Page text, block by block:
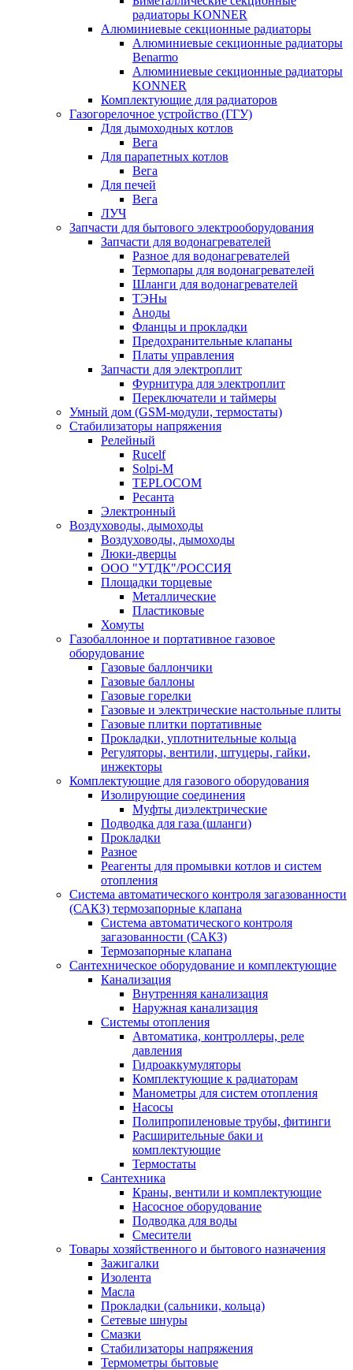
радиаторы KONNER
Алюминиевые секционные радиаторы
Алюминиевые секционные радиаторы
Benarmo
Алюминиевые секционные радиаторы
KONNER
Комплектующие для радиаторов
Газогорелочное устройство (ГГУ)
Для дымоходных котлов
Вега
Для парапетных котлов
Вега
Для печей
Вега
ЛУЧ
Запчасти для бытового электрооборудования
Запчасти для водонагревателей
Разное для водонагревателей
Термопары для водонагревателей
Шланги для водонагревателей
ТЭНы
Аноды
Фланцы и прокладки
Предохранительные клапаны
Платы управления
Запчасти для электроплит
Фурнитура для электроплит
Переключатели и таймеры
Умный дом (GSM-модули, термостаты)
Cтабилизаторы напряжения
Релейный
Rucelf
Solpi-M
TEPLOCOM
Ресанта
Электронный
Воздуховоды, дымоходы
Воздуховоды, дымоходы
Люки-дверцы
ООО "УТДК"/РОССИЯ
Площадки торцевые
Металлические
Пластиковые
Хомуты
Газобаллонное и портативное газовое
оборудование
Газовые баллончики
Газовые баллоны
Газовые горелки
Газовые и электрические настольные плиты
Газовые плитки портативные
Прокладки, уплотнительные кольца
Регуляторы, вентили, штуцеры, гайки,
инжекторы
Комплектующие для газового оборудования
Изолирующие соединения
Муфты диэлектрические
Подводка для газа (шланги)
Прокладки
Разное
Реагенты для промывки котлов и систем
отопления
Система автоматического контроля загазованности
(САКЗ) термозапорные клапана
Система автоматического контроля
загазованности (САКЗ)
Термозапорные клапана
Сантехническое оборудование и комплектующие
Канализация
Внутренняя канализация
Наружная канализация
Системы отопления
Автоматика, контроллеры, реле
давления
Гидроаккумуляторы
Комплектующие к радиаторам
Манометры для систем отопления
Насосы
Полипропиленовые трубы, фитинги
Расширительные баки и
комплектующие
Термостаты
Сантехника
Краны, вентили и комплектующие
Насосное оборудование
Подводка для воды
Смесители
Товары хозяйственного и бытового назначения
Зажигалки
Изолента
Масла
Прокладки (сальники, кольца)
Сетевые шнуры
Смазки
Стабилизаторы напряжения
Термометры бытовые